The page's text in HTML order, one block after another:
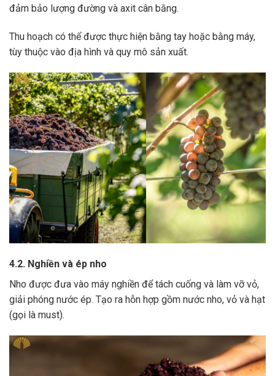
đảm bảo lượng đường và axit cân bằng.
Thu hoạch có thể được thực hiện bằng tay hoặc bằng máy,
tùy thuộc vào địa hình và quy mô sản xuất.
4.2. Nghiền và ép nho
Nho được đưa vào máy nghiền để tách cuống và làm vỡ vỏ,
giải phóng nước ép. Tạo ra hỗn hợp gồm nước nho, vỏ và hạt
(gọi là must).